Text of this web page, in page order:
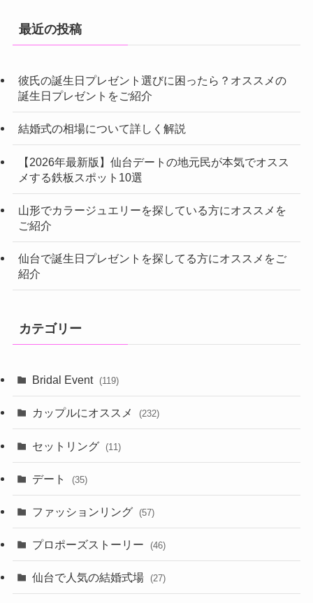
最近の投稿
彼氏の誕生日プレゼント選びに困ったら？オススメの
誕生日プレゼントをご紹介
結婚式の相場について詳しく解説
【2026年最新版】仙台デートの地元民が本気でオスス
メする鉄板スポット10選
山形でカラージュエリーを探している方にオススメを
ご紹介
仙台で誕生日プレゼントを探してる方にオススメをご
紹介
カテゴリー
Bridal Event (119)
カップルにオススメ (232)
セットリング (11)
デート (35)
ファッションリング (57)
プロポーズストーリー (46)
仙台で人気の結婚式場 (27)